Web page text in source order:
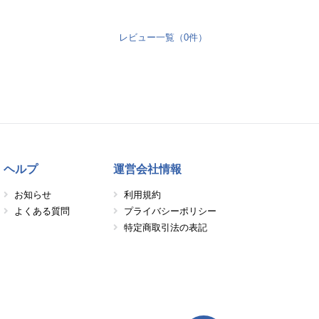
レビュー一覧（0件）
ヘルプ
お知らせ
よくある質問
運営会社情報
利用規約
プライバシーポリシー
特定商取引法の表記